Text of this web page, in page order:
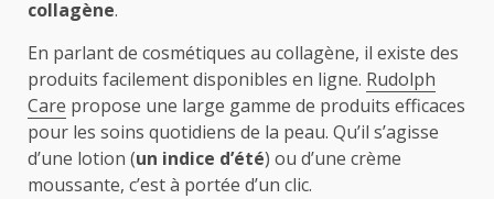
collagène.
En parlant de cosmétiques au collagène, il existe des
produits facilement disponibles en ligne. Rudolph
Care propose une large gamme de produits efficaces
pour les soins quotidiens de la peau. Qu’il s’agisse
d’une lotion (un indice d’été) ou d’une crème
moussante, c’est à portée d’un clic.